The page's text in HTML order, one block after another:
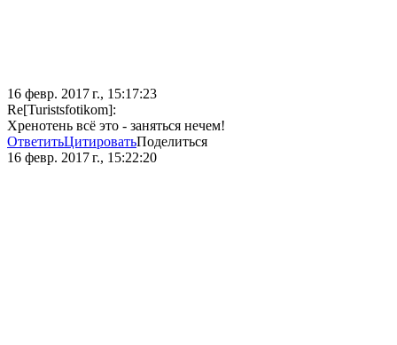
16 февр. 2017 г., 15:17:23
Re[Turistsfotikom]:
Хренотень всё это - заняться нечем!
ОтветитьЦитироватьПоделиться
16 февр. 2017 г., 15:22:20